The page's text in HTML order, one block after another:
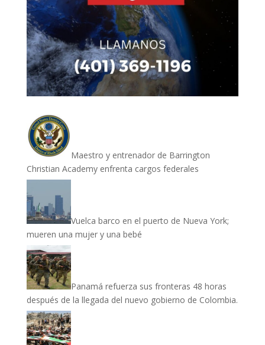
Maestro y entrenador de Barrington
Christian Academy enfrenta cargos federales
Vuelca barco en el puerto de Nueva York;
mueren una mujer y una bebé
Panamá refuerza sus fronteras 48 horas
después de la llegada del nuevo gobierno de Colombia.